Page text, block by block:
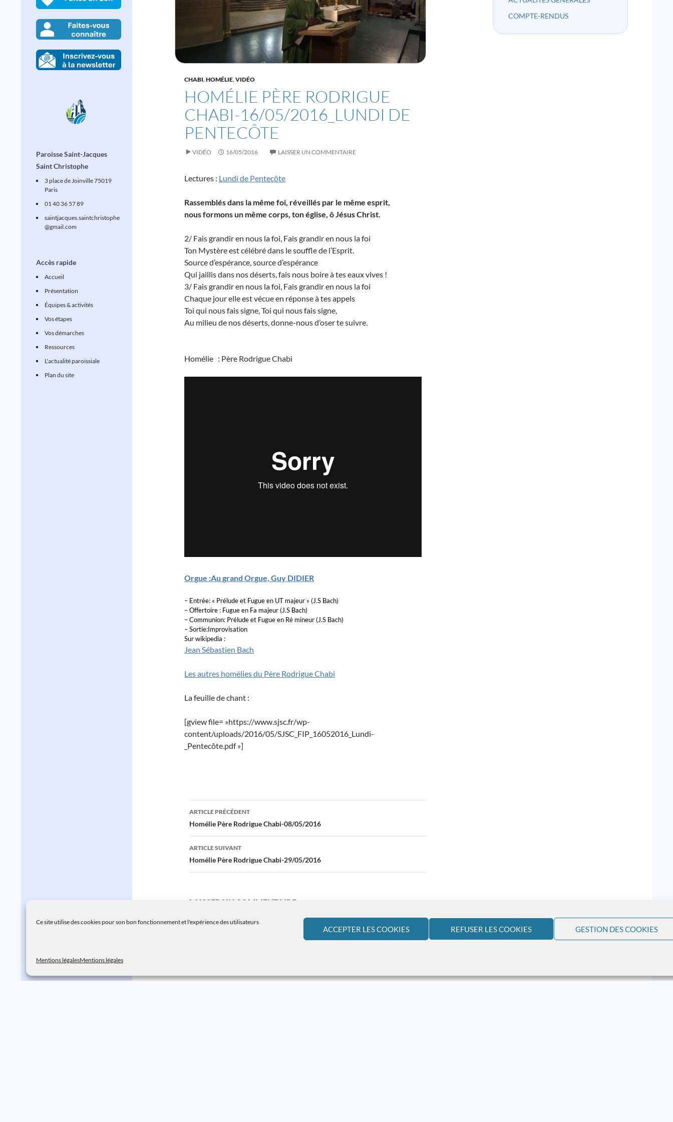
Ce site utilise des cookies pour son bon fonctionnement et l'expérience des utilisateurs
ACCEPTER LES COOKIES REFUSER LES COOKIES GESTION DES COOKIES
Mentions légalesMentions légales
CHABI,HOMÉLIE,VIDÉO
HOMÉLIE PÈRE RODRIGUE
CHABI-16/05/2016_LUNDI DE
PENTECÔTE
VIDÉO 16/05/2016 LAISSER UN COMMENTAIRE
Lectures : Lundi de Pentecôte
Rassemblés dans la même foi, réveillés par le même esprit,
nous formons un même corps, ton église, ô Jésus Christ.
2/ Fais grandir en nous la foi, Fais grandir en nous la foi
Ton Mystère est célébré dans le souffle de l’Esprit.
Source d’espérance, source d’espérance
Qui jaillis dans nos déserts, fais nous boire à tes eaux vives !
3/ Fais grandir en nous la foi, Fais grandir en nous la foi
Chaque jour elle est vécue en réponse à tes appels
Toi qui nous fais signe, Toi qui nous fais signe,
Au milieu de nos déserts, donne-nous d’oser te suivre.
Homélie : Père Rodrigue Chabi
Orgue :Au grand Orgue, Guy DIDIER
– Entrée: « Prélude et Fugue en UT majeur » (J.S Bach)
– Offertoire : Fugue en Fa majeur (J.S Bach)
– Communion: Prélude et Fugue en Ré mineur (J.S Bach)
– Sortie:Improvisation
Sur wikipedia :
Jean Sébastien Bach
Les autres homélies du Père Rodrigue Chabi
La feuille de chant :
[gview file= »https://www.sjsc.fr/wp-
content/uploads/2016/05/SJSC_FIP_16052016_Lundi-
_Pentecôte.pdf »]
Navigation
des
articles
ARTICLE PRÉCÉDENT
Homélie Père Rodrigue Chabi-08/05/2016
ARTICLE SUIVANT
Homélie Père Rodrigue Chabi-29/05/2016
LAISSER UN COMMENTAIRE
Vous devezvous connecter pour publier un commentaire.
COMPTE-RENDUS
Paroisse Saint-Jacques
Saint Christophe
3 place de Joinville 75019
Paris
01 40 36 57 89
saintjacques .saintchristophe
@gmail.com
Accès rapide
Accueil
Présentation
Équipes & activités
Vos étapes
Vos démarches
Ressources
L'actualité paroissiale
Plan du site